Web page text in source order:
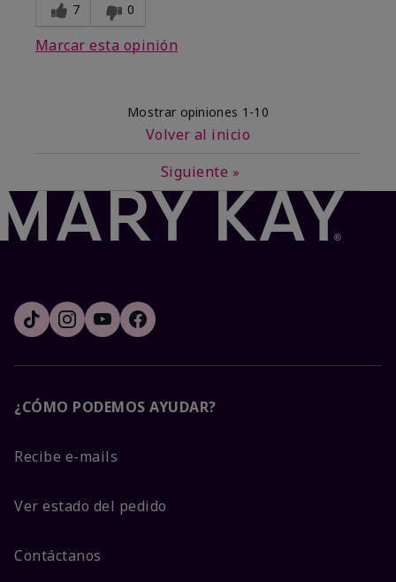
7 0
Marcar esta opinión
Mostrar opiniones 1-10
Volver al inicio
Siguiente »
¿CÓMO PODEMOS AYUDAR?
Recibe e-mails
Ver estado del pedido
Contáctanos